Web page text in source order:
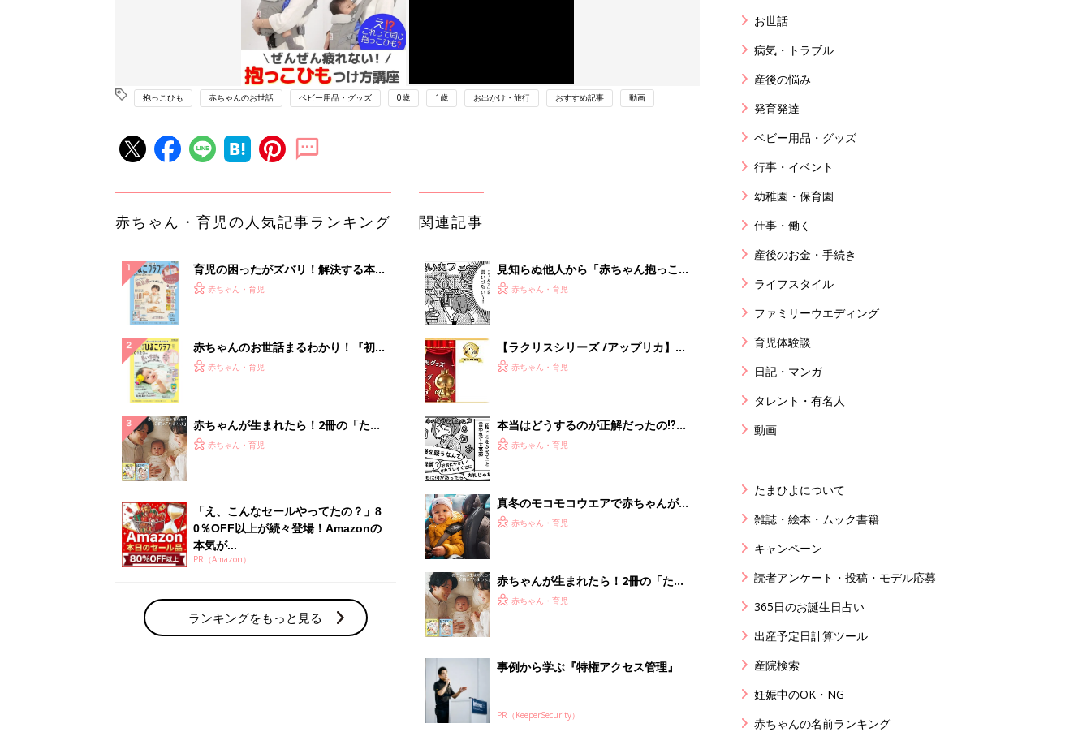
抱っこひも 赤ちゃんのお世話 ベビー用品・グッズ 0歳 1歳 お出かけ・旅行 おすすめ記事 動画
赤ちゃん・育児の人気記事ランキング
育児の困ったがズバリ！解決する本
『ひよこクラブ 秋号』 4カ月～2才
赤ちゃん・育児
赤ちゃんのお世話まるわかり！『初め
てのひよこクラブ 夏号』〈巻頭大特
赤ちゃん・育児
赤ちゃんが生まれたら！2冊の「たま
ひよ」
赤ちゃん・育児
「え、こんなセールやってたの？」8
0％OFF以上が続々登場！Amazonの
本気が...
PR（Amazon）
ランキングをもっと見る
関連記事
見知らぬ他人から「赤ちゃん抱っこさ
せて〜」と言われたら、どうしたらい
赤ちゃん・育児
【ラクリスシリーズ /アップリカ】
抱っこひも人気口コミランキング（体
赤ちゃん・育児
本当はどうするのが正解だったの⁉︎
「抱っこさせて問題」にぐるぐる大葛
赤ちゃん・育児
真冬のモコモコウエアで赤ちゃんが救
急搬送･･･!?ダウン着用でのチャイル
赤ちゃん・育児
赤ちゃんが生まれたら！2冊の「たま
ひよ」
赤ちゃん・育児
事例から学ぶ『特権アクセス管理』
PR（KeeperSecurity）
お世話
病気・トラブル
産後の悩み
発育発達
ベビー用品・グッズ
行事・イベント
幼稚園・保育園
仕事・働く
産後のお金・手続き
ライフスタイル
ファミリーウエディング
育児体験談
日記・マンガ
タレント・有名人
動画
たまひよについて
雑誌・絵本・ムック書籍
キャンペーン
読者アンケート・投稿・モデル応募
365日のお誕生日占い
出産予定日計算ツール
産院検索
妊娠中のOK・NG
赤ちゃんの名前ランキング